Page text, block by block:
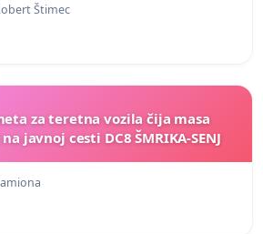
Štimec
za teretna vozila čija masa
javnoj cesti DC8 ŠMRIKA-SENJ